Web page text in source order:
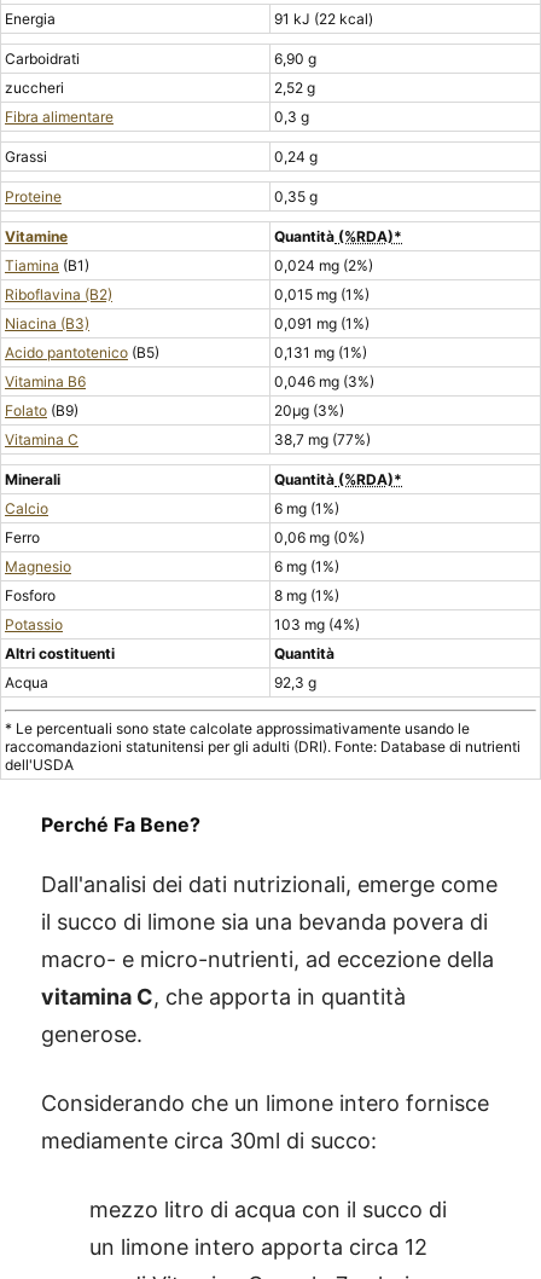
Energia 91 kJ (22 kcal)
Carboidrati
6,90 g
zuccheri
2,52 g
Fibra alimentare
0,3 g
Grassi 0,24 g
Proteine 0,35 g
Vitamine Quantità (%RDA)*
Tiamina (B1)
0,024 mg (2%)
Riboflavina (B2)
0,015 mg (1%)
Niacina (B3)
0,091 mg (1%)
Acido pantotenico (B5)
0,131 mg (1%)
Vitamina B6
0,046 mg (3%)
Folato (B9)
20μg (3%)
Vitamina C
38,7 mg (77%)
Minerali Quantità (%RDA)*
Calcio
6 mg (1%)
Ferro
0,06 mg (0%)
Magnesio
6 mg (1%)
Fosforo
8 mg (1%)
Potassio
103 mg (4%)
Altri costituenti
Quantità
Acqua
92,3 g
* Le percentuali sono state calcolate approssimativamente usando le
raccomandazioni statunitensi per gli adulti (DRI). Fonte: Database di nutrienti
dell'USDA
Perché Fa Bene?
Dall'analisi dei dati nutrizionali, emerge come
il succo di limone sia una bevanda povera di
macro- e micro-nutrienti, ad eccezione della
vitamina C, che apporta in quantità
generose.
Considerando che un limone intero fornisce
mediamente circa 30ml di succo:
mezzo litro di acqua con il succo di
un limone intero apporta circa 12